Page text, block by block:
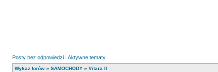
Posty bez odpowiedzi | Aktywne tematy
Wykaz forów » SAMOCHODY » Vitara II